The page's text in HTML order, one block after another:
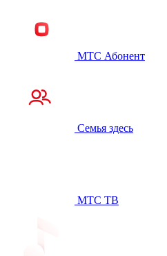
МТС Абонент
Семья здесь
МТС ТВ